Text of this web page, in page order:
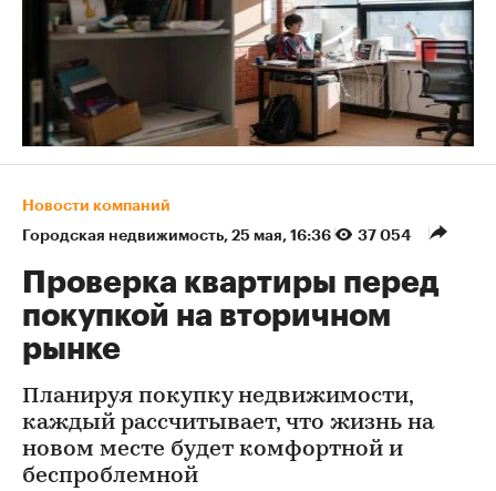
Новости компаний
Городская недвижимость⁠, 25 мая, 16:36 37 054
Проверка квартиры перед
покупкой на вторичном
рынке
Планируя покупку недвижимости,
каждый рассчитывает, что жизнь на
новом месте будет комфортной и
беспроблемной